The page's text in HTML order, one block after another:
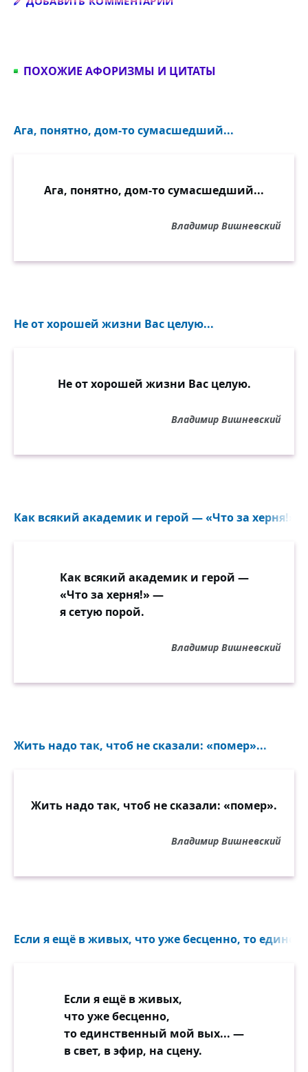
ПОХОЖИЕ АФОРИЗМЫ И ЦИТАТЫ
Ага, понятно, дом-то сумасшедший...
Ага, понятно, дом-то сумасшедший...
Владимир Вишневский
Не от хорошей жизни Вас целую...
Не от хорошей жизни Вас целую.
Владимир Вишневский
Как всякий академик и герой — «Что за херня!»
Как всякий академик и герой —
«Что за херня!» —
я сетую порой.
Владимир Вишневский
Жить надо так, чтоб не сказали: «помер»...
Жить надо так, чтоб не сказали: «помер».
Владимир Вишневский
Если я ещё в живых, что уже бесценно, то
Если я ещё в живых,
что уже бесценно,
то единственный мой вых... —
в свет, в эфир, на сцену.